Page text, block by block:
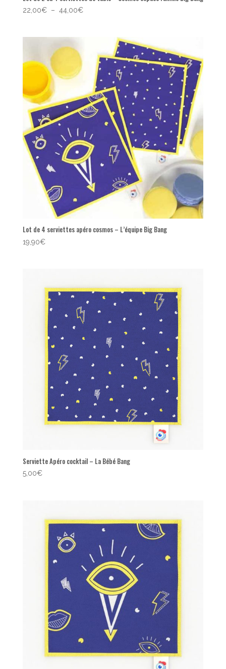
22,00€ – 44,00€Plage
44,00€
Lot de 4 serviettes apéro cosmos – L’équipe Big Bang
19,90€
Serviette Apéro cocktail – La Bébé Bang
5,00€